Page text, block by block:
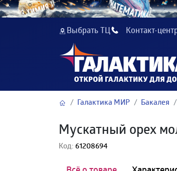
Выбрать ТЦ Контакт-
Галактика МИР Бакалея
Мускатный орех
Код: 61208694